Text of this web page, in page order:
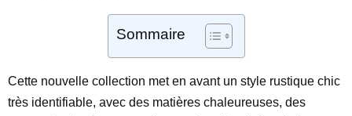
Sommaire
Cette nouvelle collection met en avant un style rustique chic
très identifiable, avec des matières chaleureuses, des